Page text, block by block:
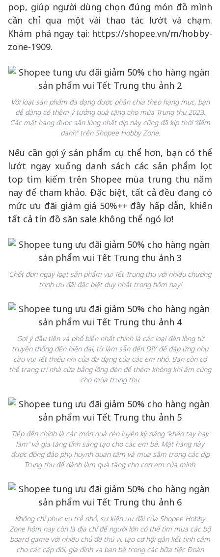
pop, giúp người dùng chọn đúng món đồ mình
cần chỉ qua một vài thao tác lướt và chạm.
Khám phá ngay tại: https://shopee.vn/m/hobby-
zone-1909.
Với loạt sản phẩm đa dạng được phân chia theo hạng mục, bạn
dễ dàng có thêm ý tưởng quà tặng cho mùa Trung thu 2023.
Các mặt hàng được săn lùng nhất dịp này cũng đã kịp thời “đểm
danh” trên Shopee Hobby Zone.
Nếu cần gợi ý sản phẩm cụ thể hơn, bạn có thể
lướt ngay xuống danh sách các sản phẩm lọt
top tìm kiếm trên Shopee mùa trung thu năm
nay để tham khảo. Đặc biệt, tất cả đều đang có
mức ưu đãi giảm giá 50%++ đầy hấp dẫn, khiến
tất cả tín đồ săn sale không thể ngó lơ!
Chốt đơn ngay loạt sản phẩm vui Tết Trung thu với nhiều chương
trình ưu đãi đặc biệt duy nhất trong hôm nay!
Gợi ý đầu tiên và phổ biến nhất chính là các loại đèn lồng từ
truyền thống đến hiện đại, từ làm sẵn đến DIY để đáp ứng nhu
cầu vui Tết thiếu nhi của đa dạng của các em nhỏ. Bạn còn có
thể trang trí nhà cửa bằng lồng đèn để thêm không khí ấm cúng
cho mùa trung thu.
Tiếp đến chính là các món quà rèn luyện kỹ năng “khéo tay hay
làm” và gia tăng tính sáng tạo cho các em bé. Mặt hàng này
được đông đảo phụ huynh quan tâm và mua sắm trong các dịp
Trung thu để dành làm quà tặng cho con em của mình.
Không chỉ phục vụ trẻ nhỏ, sự kiện ưu đãi của Shopee Hobby
Zone hôm nay còn là địa chỉ để người lớn có thể tìm mua các bộ
board game với nhiều chủ đề thú vị, tạo cơ hội gắn kết tình cảm
cho các cặp đôi, gia đình và bạn bè trong các bữa tiệc Đoàn